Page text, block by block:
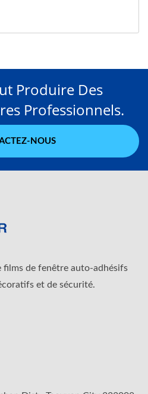
Produire Des
Professionnels.
NOUS
films de fenêtre auto-adhésifs
et de sécurité.